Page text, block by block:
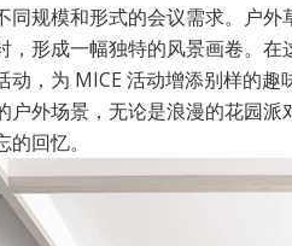
同规模和形式的会议需求。户
，形成一幅独特的风景画卷。在
动，为 MICE 活动增添别样的
户外场景，无论是浪漫的花园
回忆。